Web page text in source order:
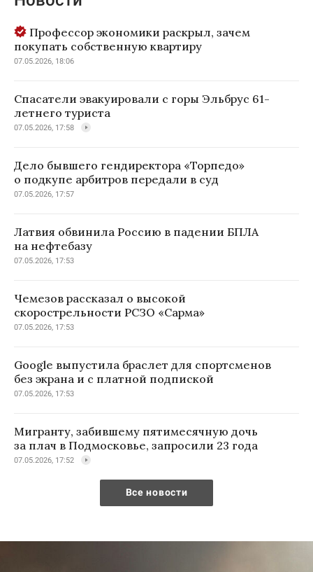
Профессор экономики раскрыл, зачем
покупать собственную квартиру
07.05.2026, 18:06
Спасатели эвакуировали с горы Эльбрус 61-
летнего туриста
07.05.2026, 17:58
Дело бывшего гендиректора «Торпедо»
о подкупе арбитров передали в суд
07.05.2026, 17:57
Латвия обвинила Россию в падении БПЛА
на нефтебазу
07.05.2026, 17:53
Чемезов рассказал о высокой
скорострельности РСЗО «Сарма»
07.05.2026, 17:53
Google выпустила браслет для спортсменов
без экрана и с платной подпиской
07.05.2026, 17:53
Мигранту, забившему пятимесячную дочь
за плач в Подмосковье, запросили 23 года
07.05.2026, 17:52
Все новости